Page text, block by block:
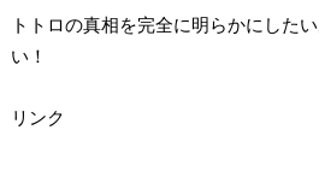
トトロの真相を完全に明らかにした
い！
リンク